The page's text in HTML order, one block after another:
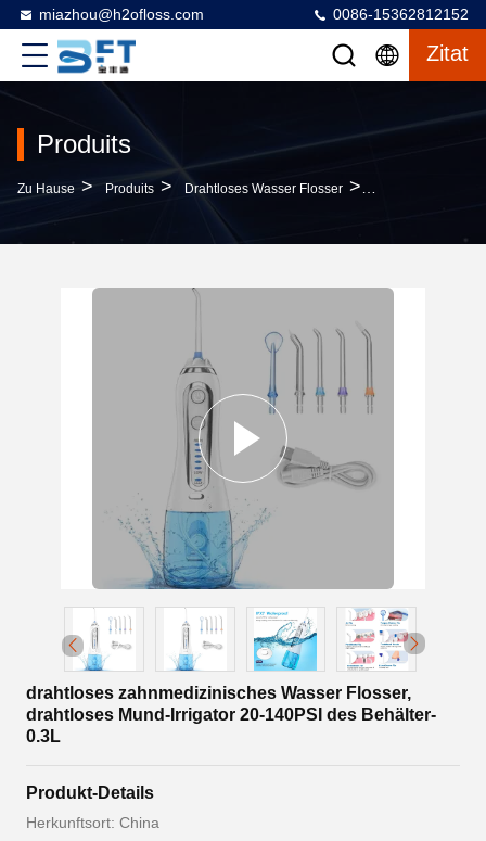
miazhou@h2ofloss.com 0086-15362812152
Zitat
Produits
Zu Hause > Produits > Drahtloses Wasser Flosser >
drahtloses zahnmedizinisches Wasser Flosser,
drahtloses Mund-Irrigator 20-140PSI des Behälter-
0.3L
Produkt-Details
Herkunftsort: China